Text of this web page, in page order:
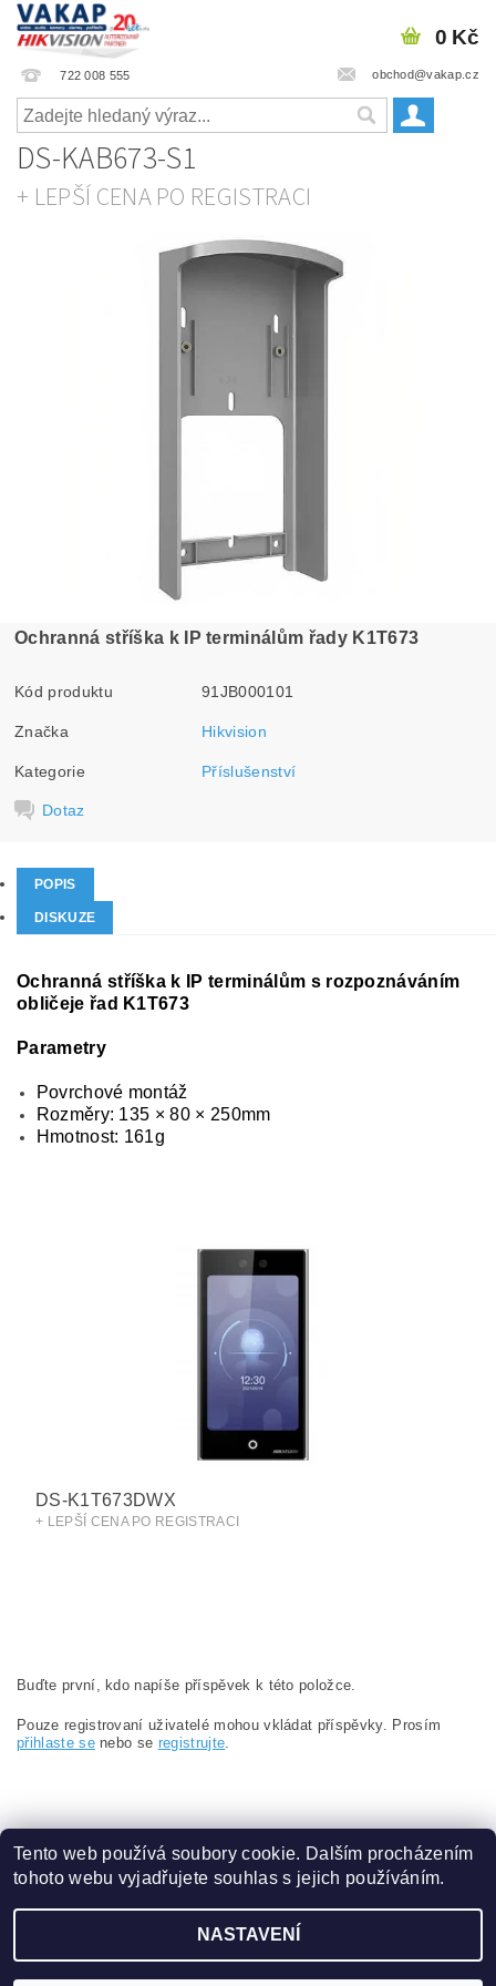
722 008 555 obchod@vakap.cz
0 Kč
DS-KAB673-S1
+ LEPŠÍ CENA PO REGISTRACI
Ochranná stříška k IP terminálům řady K1T673
Kód produktu 91JB000101
Značka Hikvision
Kategorie Příslušenství
Dotaz
POPIS
DISKUZE
Ochranná stříška k IP terminálům s rozpoznáváním
obličeje řad K1T673
Parametry
Povrchové montáž
Rozměry: 135 × 80 × 250mm
Hmotnost: 161g
DS-K1T673DWX
+ LEPŠÍ CENA PO REGISTRACI
Buďte první, kdo napíše příspěvek k této položce.
Pouze registrovaní uživatelé mohou vkládat příspěvky. Prosím
přihlaste senebo se registrujte.
Obchodní podmínky | Ochrana osobních údajů
2026 ©eshop.VAKAP.cz, všechna práva vyhrazena
Tento web používá soubory cookie. Dalším procházením
tohoto webu vyjadřujete souhlas s jejich používáním.
NASTAVENÍ